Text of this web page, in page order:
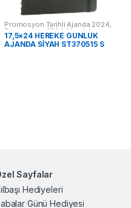
Promosyon Tarihli Ajanda 2024,
Promosyon 2024 Ajandalar
17,5×24 HEREKE GÜNLÜK
AJANDA SİYAH ST370515 S
Sayfalar
Hediyeleri
Günü Hediyesi